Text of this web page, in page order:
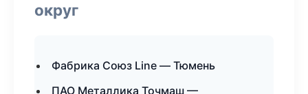
округ
Фабрика Союз Line — Тюмень
ПАО Металлика Точмаш —